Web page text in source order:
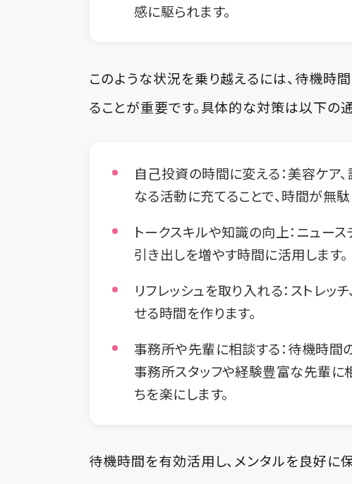
感に駆られます。
このような状況を乗り越えるには、待機時
ることが重要です。具体的な対策は以下の通
自己投資の時間に変える：美容ケア
なる活動に充てることで、時間が無
トークスキルや知識の向上：ニュー
引き出しを増やす時間に活用します。
リフレッシュを取り入れる：ストレッ
せる時間を作ります。
事務所や先輩に相談する：待機時間
事務所スタッフや経験豊富な先輩に
ちを楽にします。
待機時間を有効活用し、メンタルを良好に